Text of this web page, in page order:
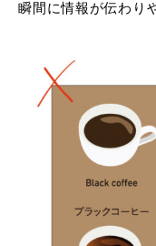
瞬間に情報が伝わり